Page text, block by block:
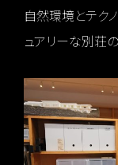
自然環境とテク
ュアリーな別荘